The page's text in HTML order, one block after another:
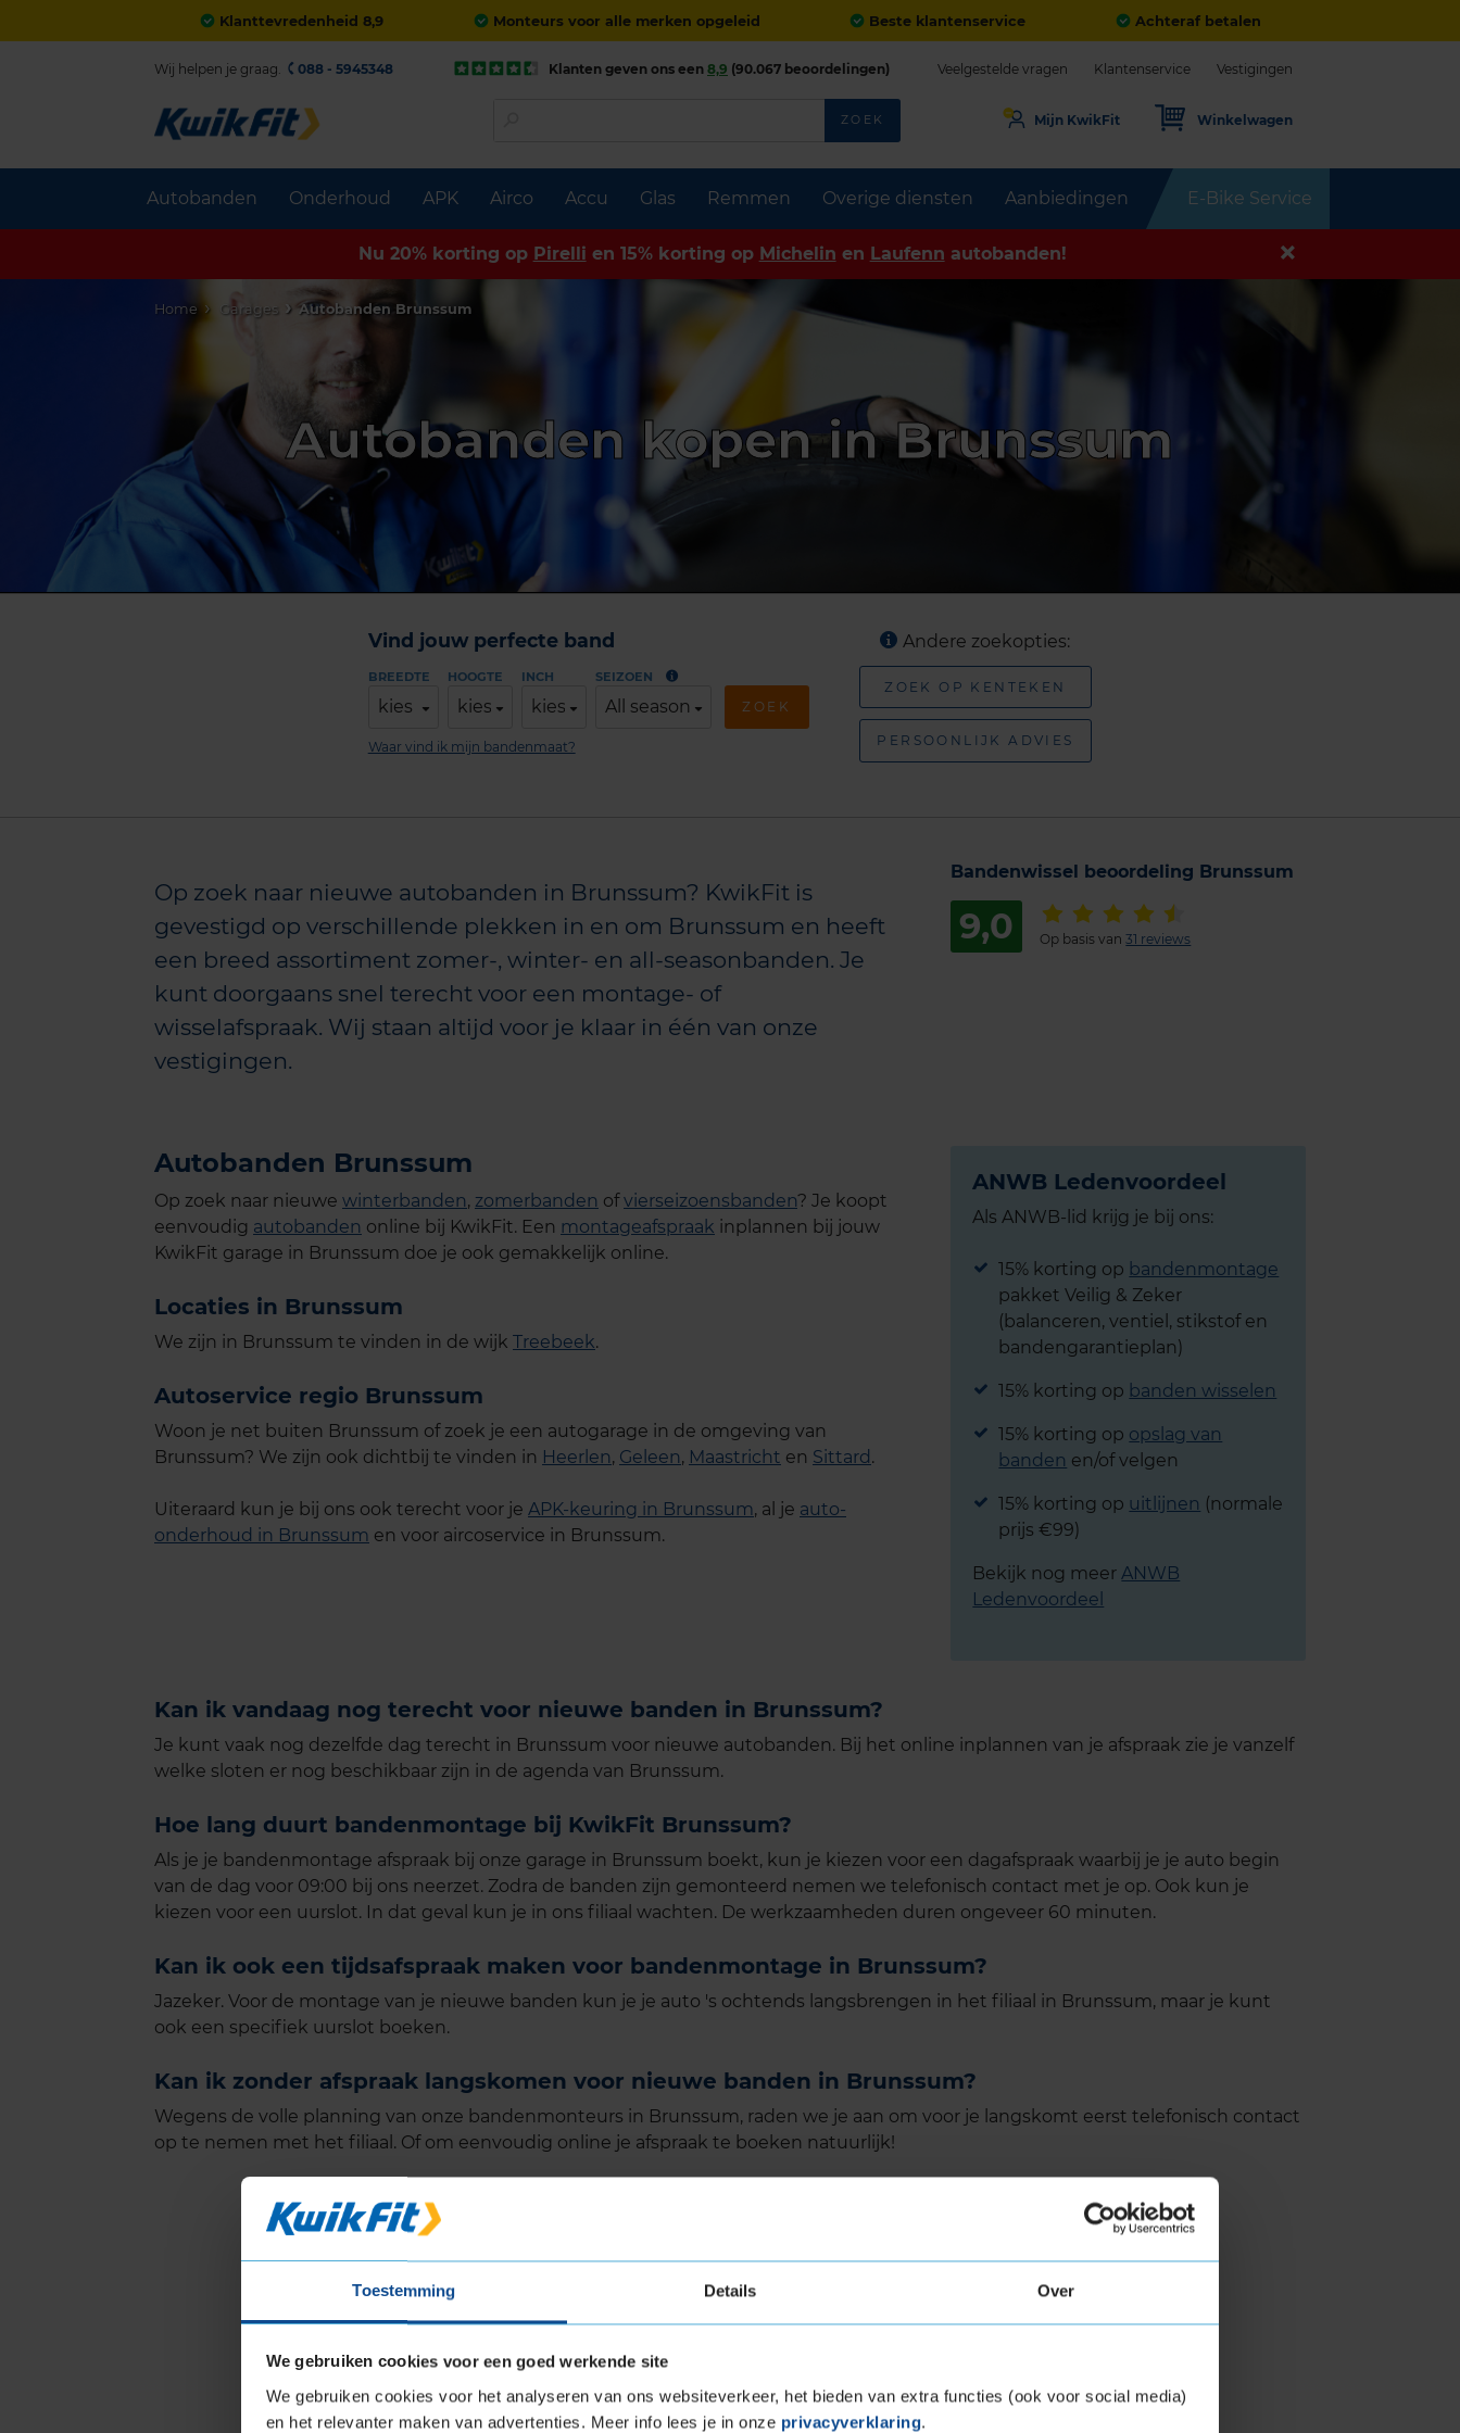
Toestemming Details Over
We gebruiken cookies voor een goed werkende site
We gebruiken cookies voor het analyseren van ons websiteverkeer, het bieden van extra functies (ook voor social media)
en het relevanter maken van advertenties. Meer info lees je in onze privacyverklaring.
Klanttevredenheid 8,9 Monteurs voor alle merken opgeleid Beste klantenservice Achteraf betalen
Autobanden Onderhoud APK Airco Accu Glas Remmen Overige diensten Aanbiedingen E-Bike Service
Wij helpen je graag. 088 - 5945348 Klanten geven ons een 8,9 (90.067 beoordelingen) Veelgestelde vragen Klantenservice Vestigingen
ZOEK Mijn KwikFit Winkelwagen
Nu 20% korting op Pirelli en 15% korting op Michelin en Laufenn autobanden!
Home Garages Autobanden Brunssum
Autobanden kopen in Brunssum
Vind jouw perfecte band
BREEDTE
kies
HOOGTE
kies
INCH
kies
SEIZOEN
All season ZOEK
Waar vind ik mijn bandenmaat?
Andere zoekopties:
ZOEK OP KENTEKEN
PERSOONLIJK ADVIES
Op zoek naar nieuwe autobanden in Brunssum? KwikFit is
gevestigd op verschillende plekken in en om Brunssum en heeft
een breed assortiment zomer-, winter- en all-seasonbanden. Je
kunt doorgaans snel terecht voor een montage- of
wisselafspraak. Wij staan altijd voor je klaar in één van onze
vestigingen.
Bandenwissel beoordeling Brunssum
9,0 Op basis van31 reviews
ANWB Ledenvoordeel
Als ANWB-lid krijg je bij ons:
15% korting op bandenmontage
pakket Veilig & Zeker
(balanceren, ventiel, stikstof en
bandengarantieplan)
15% korting op banden wisselen
15% korting op opslag van
banden en/of velgen
15% korting op uitlijnen (normale
prijs €99)
Bekijk nog meerANWB
Ledenvoordeel
Autobanden Brunssum
Op zoek naar nieuwe winterbanden, zomerbanden ofvierseizoensbanden? Je koopt
eenvoudig autobanden online bij KwikFit. Een montageafspraak inplannen bij jouw
KwikFit garage in Brunssum doe je ook gemakkelijk online.
Locaties in Brunssum
We zijn in Brunssum te vinden in de wijk Treebeek.
Autoservice regio Brunssum
Woon je net buiten Brunssum of zoek je een autogarage in de omgeving van
Brunssum? We zijn ook dichtbij te vinden in Heerlen, Geleen, Maastricht en Sittard .
Uiteraard kun je bij ons ook terecht voor je APK-keuring in Brunssum, al je auto-
onderhoud in Brunssum en voor aircoservice in Brunssum.
Kan ik vandaag nog terecht voor nieuwe banden in Brunssum?
Je kunt vaak nog dezelfde dag terecht in Brunssum voor nieuwe autobanden. Bij het online inplannen van je afspraak zie je vanzelf
welke sloten er nog beschikbaar zijn in de agenda van Brunssum.
Hoe lang duurt bandenmontage bij KwikFit Brunssum?
Als je je bandenmontage afspraak bij onze garage in Brunssum boekt, kun je kiezen voor een dagafspraak waarbij je je auto begin
van de dag voor 09:00 bij ons neerzet. Zodra de banden zijn gemonteerd nemen we telefonisch contact met je op. Ook kun je
kiezen voor een uurslot. In dat geval kun je in ons filiaal wachten. De werkzaamheden duren ongeveer 60 minuten.
Kan ik ook een tijdsafspraak maken voor bandenmontage in Brunssum?
Jazeker. Voor de montage van je nieuwe banden kun je je auto 's ochtends langsbrengen in het filiaal in Brunssum, maar je kunt
ook een specifiek uurslot boeken.
Kan ik zonder afspraak langskomen voor nieuwe banden in Brunssum?
Wegens de volle planning van onze bandenmonteurs in Brunssum, raden we je aan om voor je langskomt eerst telefonisch contact
op te nemen met het filiaal. Of om eenvoudig online je afspraak te boeken natuurlijk!